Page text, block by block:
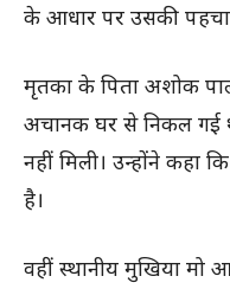
के आधार पर उसकी
मृतका के पिता अशोक
अचानक घर से निकल गई
नहीं मिली। उन्होंने कहा
है।
वहीं स्थानीय मुखिया मो